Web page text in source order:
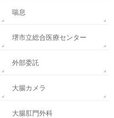
喘息
堺市立総合医療センター
外部委託
大腸カメラ
大腸肛門外科